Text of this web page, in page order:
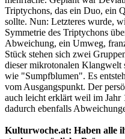
Triptychons, das ein Duo, ein
sollte. Nun: Letzteres wurde,
Symmetrie des Triptychons
Abweichung, ein Umweg,
Stück stehen sich zwei
dieser mikrotonalen Klangwelt
wie "Sumpfblumen". Es
vom Ausgangspunkt. Der
auch leicht erklärt weil im Jahr
dadurch ebenfalls
Kulturwoche.at: Haben alle